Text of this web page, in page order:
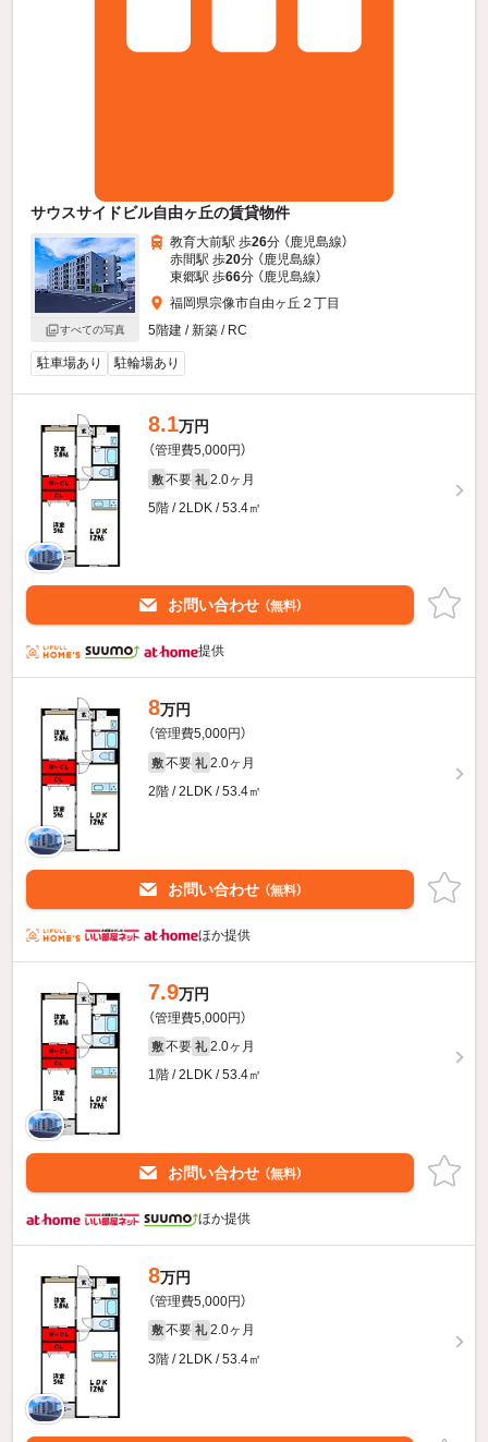
サウスサイドビル自由ヶ丘の賃貸物件
すべての写真
教育大前駅 歩26分 （鹿児島線）
赤間駅 歩20分 （鹿児島線）
東郷駅 歩66分 （鹿児島線）
福岡県宗像市自由ヶ丘２丁目
5階建 / 新築 / RC
駐車場あり 駐輪場あり
8.1万円
（管理費5,000円）
敷 不要 礼 2.0ヶ月
5階 / 2LDK / 53.4㎡
お問い合わせ （無料）
提供
8万円
（管理費5,000円）
敷 不要 礼 2.0ヶ月
2階 / 2LDK / 53.4㎡
お問い合わせ （無料）
ほか提供
7.9万円
（管理費5,000円）
敷 不要 礼 2.0ヶ月
1階 / 2LDK / 53.4㎡
お問い合わせ （無料）
ほか提供
8万円
（管理費5,000円）
敷 不要 礼 2.0ヶ月
3階 / 2LDK / 53.4㎡